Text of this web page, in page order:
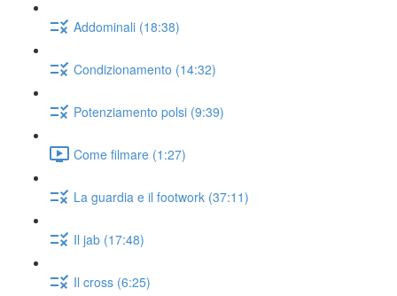
Addominali (18:38)
Condizionamento (14:32)
Potenziamento polsi (9:39)
Come filmare (1:27)
La guardia e il footwork (37:11)
Il jab (17:48)
Il cross (6:25)